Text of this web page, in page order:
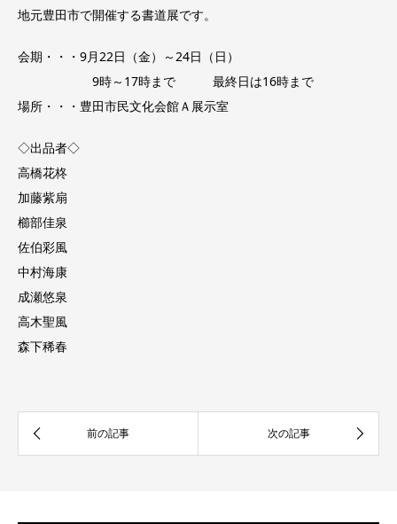
地元豊田市で開催する書道展です。
会期・・・9月22日（金）～24日（日）
9時～17時まで 最終日は16時まで
場所・・・豊田市民文化会館Ａ展示室
◇出品者◇
高橋花柊
加藤紫扇
櫛部佳泉
佐伯彩風
中村海康
成瀬悠泉
高木聖風
森下稀春